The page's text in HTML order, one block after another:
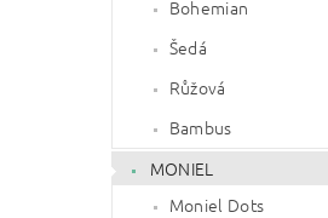
Bohemian
Šedá
Růžová
Bambus
MONIEL
Moniel Dots